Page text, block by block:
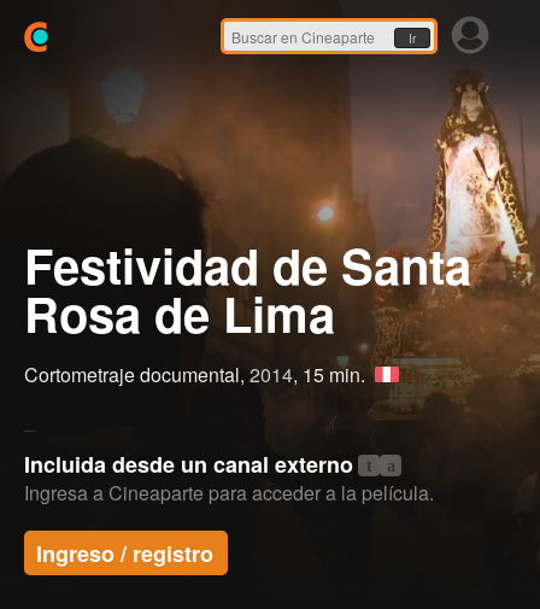
Ir
Festividad de Santa
Rosa de Lima
Cortometraje documental, 2014, 15 min.
Incluida desde un canal externo t a
Ingresa a Cineaparte para acceder a la película.
Ingreso / registro